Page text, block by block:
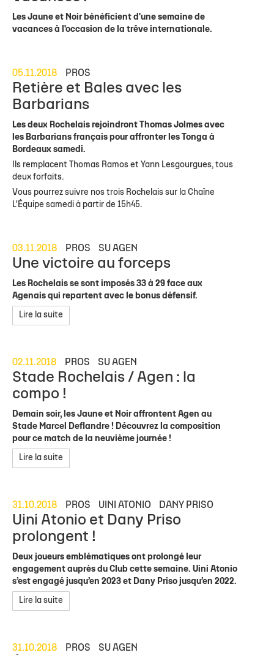
Les Jaune et Noir bénéficient d'une semaine de
vacances à l'occasion de la trêve internationale.
05.11.2018 PROS
Retière et Bales avec les
Barbarians
Les deux Rochelais rejoindront Thomas Jolmes avec
les Barbarians français pour affronter les Tonga à
Bordeaux samedi.
Ils remplacent Thomas Ramos et Yann Lesgourgues, tous
deux forfaits.
Vous pourrez suivre nos trois Rochelais sur la Chaîne
L'Équipe samedi à partir de 15h45.
03.11.2018 PROS SU AGEN
Une victoire au forceps
Les Rochelais se sont imposés 33 à 29 face aux
Agenais qui repartent avec le bonus défensif.
Lire la suite
02.11.2018 PROS SU AGEN
Stade Rochelais / Agen : la
compo !
Demain soir, les Jaune et Noir affrontent Agen au
Stade Marcel Deflandre ! Découvrez la composition
pour ce match de la neuvième journée !
Lire la suite
31.10.2018 PROS UINI ATONIO DANY PRISO
Uini Atonio et Dany Priso
prolongent !
Deux joueurs emblématiques ont prolongé leur
engagement auprès du Club cette semaine. Uini Atonio
s’est engagé jusqu’en 2023 et Dany Priso jusqu’en 2022.
Lire la suite
31.10.2018 PROS SU AGEN